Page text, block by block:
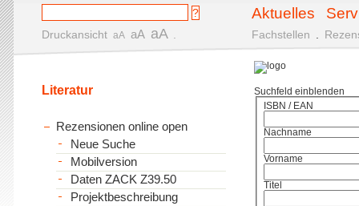
Aktuelles
Druckansicht aA aA aA Fachstellen
Suchfeld einblenden
ISBN / EAN
Nachname
Vorname
Titel
Literatur
Rezensionen online open
Neue Suche
Mobilversion
Daten ZACK Z39.50
Projektbeschreibung